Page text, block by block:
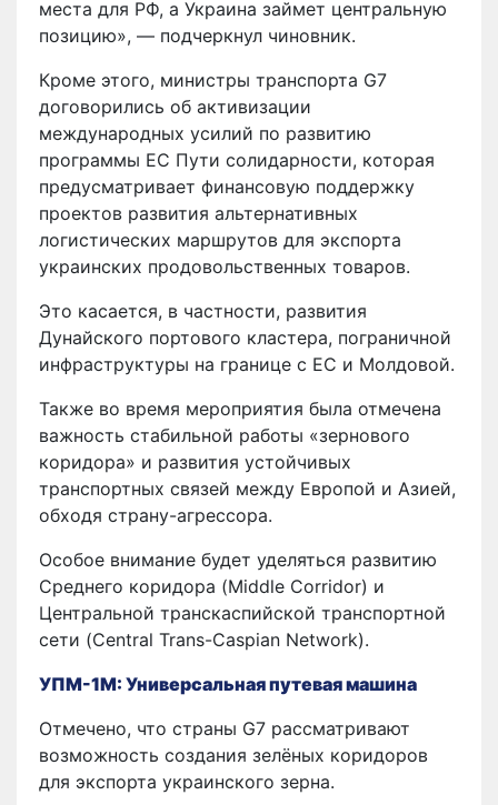
места для РФ, а Украина займет центральную
позицию», — подчеркнул чиновник.
Кроме этого, министры транспорта G7
договорились об активизации
международных усилий по развитию
программы ЕС Пути солидарности, которая
предусматривает финансовую поддержку
проектов развития альтернативных
логистических маршрутов для экспорта
украинских продовольственных товаров.
Это касается, в частности, развития
Дунайского портового кластера, пограничной
инфраструктуры на границе с ЕС и Молдовой.
Также во время мероприятия была отмечена
важность стабильной работы «зернового
коридора» и развития устойчивых
транспортных связей между Европой и Азией,
обходя страну-агрессора.
Особое внимание будет уделяться развитию
Среднего коридора (Middle Corridor) и
Центральной транскаспийской транспортной
сети (Central Trans-Caspian Network).
УПМ-1М: Универсальная путевая машина
Отмечено, что страны G7 рассматривают
возможность создания зелёных коридоров
для экспорта украинского зерна.